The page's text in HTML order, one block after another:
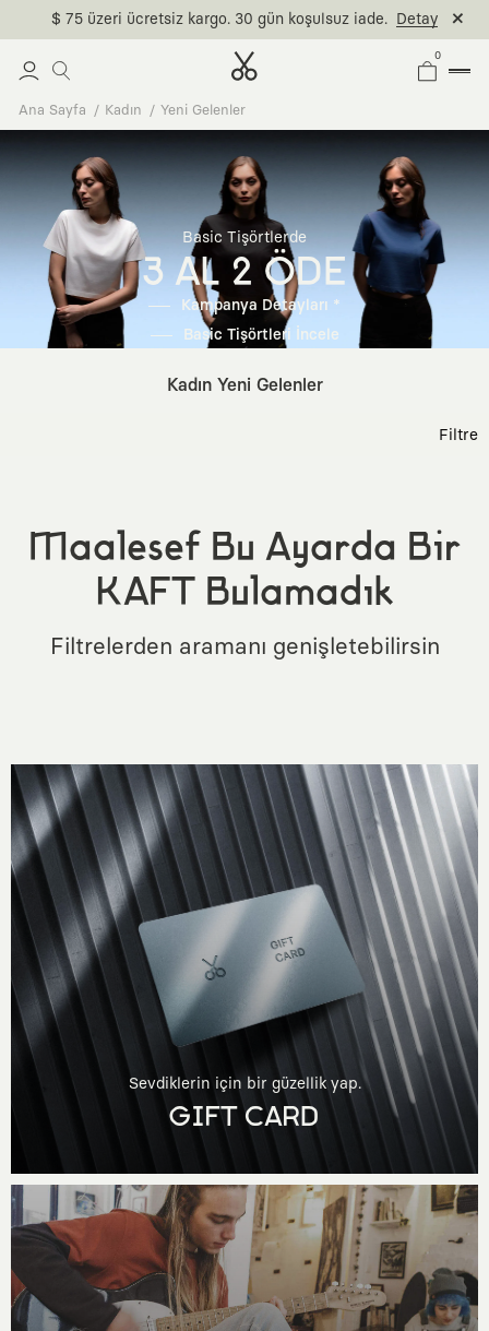
$ 75 üzeri ücretsiz kargo. 30 gün koşulsuz iade. Detay
0
Ana Sayfa Kadın Yeni Gelenler
Basic Tişörtlerde
3 AL 2 ÖDE
Kampanya Detayları *
Basic Tişörtleri İncele
Kadın Yeni Gelenler
Filtre
Maalesef Bu Ayarda Bir
KAFT Bulamadık
Filtrelerden aramanı genişletebilirsin
Sevdiklerin için bir güzellik yap.
GIFT CARD